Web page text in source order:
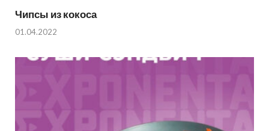
Чипсы из кокоса
01.04.2022